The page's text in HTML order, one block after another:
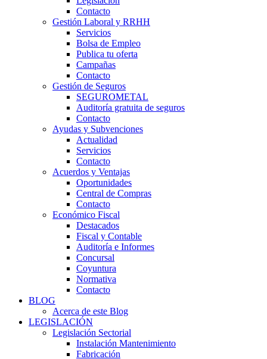
Contacto
Gestión Laboral y RRHH
Servicios
Bolsa de Empleo
Publica tu oferta
Campañas
Contacto
Gestión de Seguros
SEGUROMETAL
Auditoría gratuita de seguros
Contacto
Ayudas y Subvenciones
Actualidad
Servicios
Contacto
Acuerdos y Ventajas
Oportunidades
Central de Compras
Contacto
Económico Fiscal
Destacados
Fiscal y Contable
Auditoría e Informes
Concursal
Coyuntura
Normativa
Contacto
BLOG
Acerca de este Blog
LEGISLACIÓN
Legislación Sectorial
Instalación Mantenimiento
Fabricación